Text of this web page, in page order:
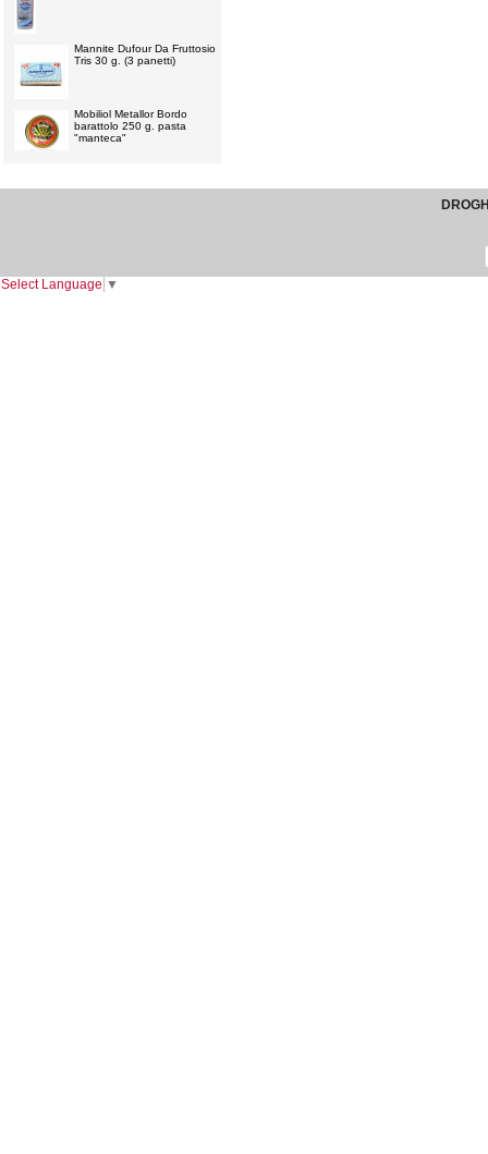
Mannite Dufour Da Fruttosio
Tris 30 g. (3 panetti)
Mobiliol Metallor Bordo
barattolo 250 g. pasta
"manteca"
Select Language ▼